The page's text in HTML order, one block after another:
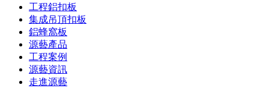
工程鋁扣板
集成吊頂扣板
鋁蜂窩板
源藝產品
工程案例
源藝資訊
走進源藝